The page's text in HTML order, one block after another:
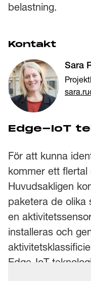
belastning.
Kontakt
Sara
Edge-IoT
För att kunna
kommer ett
Huvudsakligen
paketera de olika
en
installeras och
Edge-IoT